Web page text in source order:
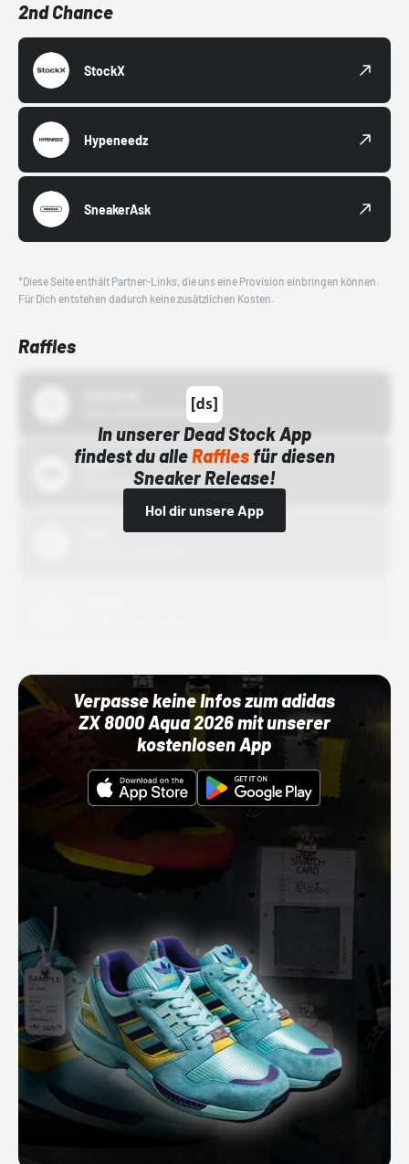
2nd Chance
StockX
Hypeneedz
SneakerAsk
*Diese Seite enthält Partner-Links, die uns eine Provision einbringen können.
Für Dich entstehen dadurch keine zusätzlichen Kosten.
Raffles
In unserer Dead Stock App
findest du alleRafflesfür diesen
Sneaker Release!
Hol dir unsere App
Bstn
01.10.22 00:00 Uhr
Verpasse keine Infos zum adidas
ZX 8000 Aqua 2026 mit unserer
kostenlosen App